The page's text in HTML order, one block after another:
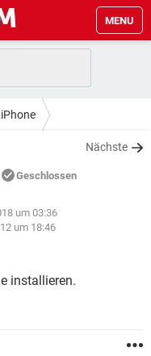
MENU
iPhone
Nächste
Geschlossen
um 03:36
um 18:46
installieren.